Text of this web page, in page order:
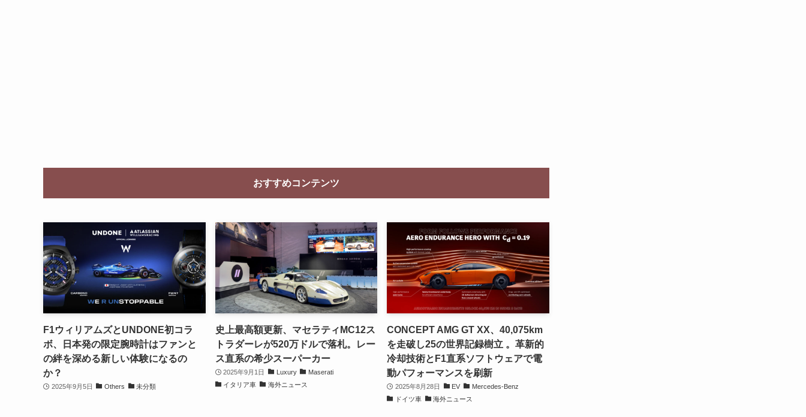
おすすめコンテンツ
F1ウィリアムズとUNDONE初コラ
ボ、日本発の限定腕時計はファンと
の絆を深める新しい体験になるの
か？
2025年9月5日 Others 未分類
史上最高額更新、マセラティMC12ス
トラダーレが520万ドルで落札。レー
ス直系の希少スーパーカー
2025年9月1日 Luxury
Maserati
イタリア車
海外ニュース
CONCEPT AMG GT XX、40,075km
を走破し25の世界記録樹立 。革新的
冷却技術とF1直系ソフトウェアで電
動パフォーマンスを刷新
2025年8月28日 EV
Mercedes-Benz
ドイツ車
海外ニュース